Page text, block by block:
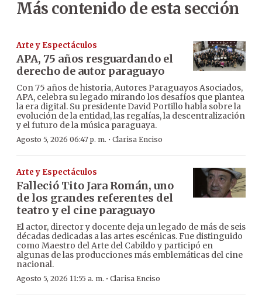
Más contenido de esta sección
Arte y Espectáculos
APA, 75 años resguardando el
derecho de autor paraguayo
Con 75 años de historia, Autores Paraguayos Asociados,
APA, celebra su legado mirando los desafíos que plantea
la era digital. Su presidente David Portillo habla sobre la
evolución de la entidad, las regalías, la descentralización
y el futuro de la música paraguaya.
Agosto 5, 2026 06:47 p. m. · Clarisa Enciso
Arte y Espectáculos
Falleció Tito Jara Román, uno
de los grandes referentes del
teatro y el cine paraguayo
El actor, director y docente deja un legado de más de seis
décadas dedicadas a las artes escénicas. Fue distinguido
como Maestro del Arte del Cabildo y participó en
algunas de las producciones más emblemáticas del cine
nacional.
Agosto 5, 2026 11:55 a. m. · Clarisa Enciso